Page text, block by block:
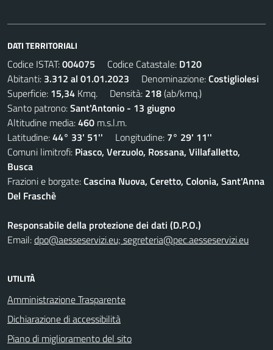
DATI TERRITORIALI
Codice ISTAT:004075 Codice Catastale: D120
Abitanti: 3.312 al 01.01.2023 Denominazione:Costigliolesi
Superficie: 15,34 Kmq. Densità: 218(ab/kmq.)
Santo patrono:Sant'Antonio - 13 giugno
Altitudine media:460 m.s.l.m.
Latitudine:44° 33' 51'' Longitudine: 7° 29' 11''
Comuni limitrofi: Piasco, Verzuolo, Rossana, Villafalletto,
Busca
Frazioni e borgate:Cascina Nuova, Ceretto, Colonia, Sant'Anna
Del Fraschè
Responsabile della protezione dei dati (D.P.O.)
Email:dpo@aesseservizi.eu; segreteria@pec.aesseservizi.eu
UTILITÀ
Amministrazione Trasparente
Dichiarazione di accessibilità
Piano di miglioramento del sito